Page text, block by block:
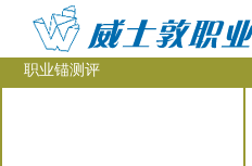
职业锚测评